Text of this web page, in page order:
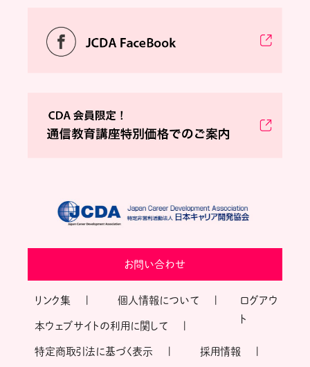
お問い合わせ
リンク集 個人情報について
本ウェブサイトの利用に関して
特定商取引法に基づく表示 採用情報
ログアウ
ト